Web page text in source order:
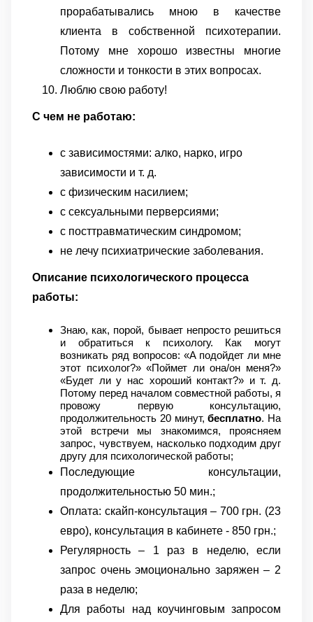
прорабатывались мною в качестве
клиента в собственной психотерапии.
Потому мне хорошо известны многие
сложности и тонкости в этих вопросах.
Люблю свою работу!
С чем не работаю:
с зависимостями: алко, нарко, игро
зависимости и т. д.
с физическим насилием;
с сексуальными перверсиями;
с посттравматическим синдромом;
не лечу психиатрические заболевания.
Описание психологического процесса
работы:
Знаю, как, порой, бывает непросто решиться
и обратиться к психологу. Как могут
возникать ряд вопросов: «А подойдет ли мне
этот психолог?» «Поймет ли она/он меня?»
«Будет ли у нас хороший контакт?» и т. д.
Потому перед началом совместной работы, я
провожу первую консультацию,
продолжительность 20 минут,бесплатно. На
этой встречи мы знакомимся, проясняем
запрос, чувствуем, насколько подходим друг
другу для психологической работы;
Последующие консультации,
продолжительностью 50 мин.;
Оплата: скайп-консультация – 700 грн. (23
евро), консультация в кабинете - 850 грн.;
Регулярность – 1 раз в неделю, если
запрос очень эмоционально заряжен – 2
раза в неделю;
Для работы над коучинговым запросом